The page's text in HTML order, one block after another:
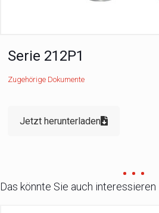
Serie 212P1
Zugehörige Dokumente
Jetzt herunterladen
Das könnte Sie auch interessieren